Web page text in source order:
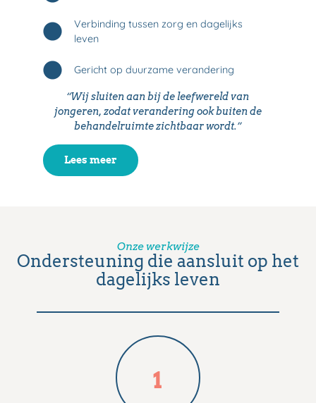
Verbinding tussen zorg en dagelijks
leven
Gericht op duurzame verandering
“Wij sluiten aan bij de leefwereld van
jongeren, zodat verandering ook buiten de
behandelruimte zichtbaar wordt.”
Lees meer
Onze werkwijze
Ondersteuning die aansluit op het
dagelijks leven
1